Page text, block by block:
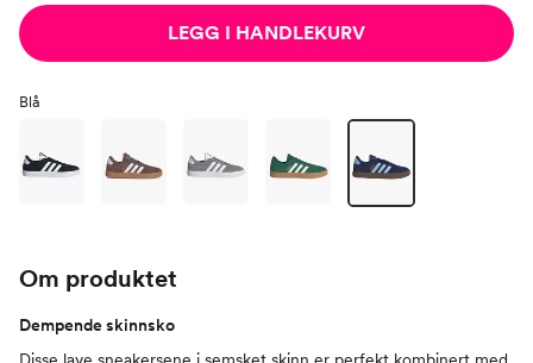
LEGG I HANDLEKURV
Blå
Om produktet
Dempende skinnsko